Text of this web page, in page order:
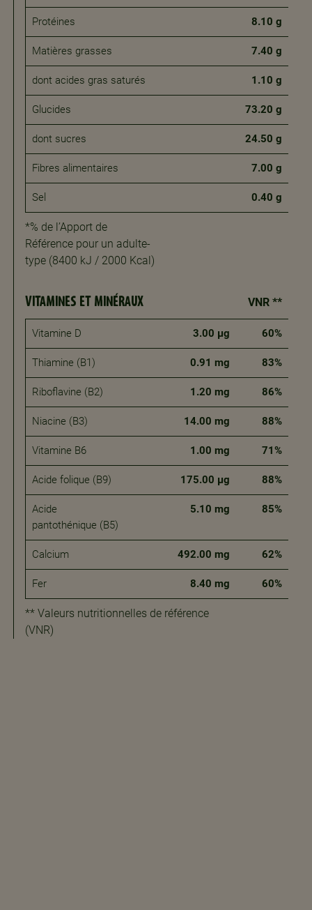
Protéines 8.10 g
Matières grasses 7.40 g
dont acides gras saturés​ 1.10 g
Glucides 73.20 g
dont sucres 24.50 g
Fibres alimentaires 7.00 g
Sel 0.40 g
*% de l’Apport de
Référence pour un adulte-
type (8400 kJ / 2000 Kcal)
VITAMINES ET MINÉRAUX VNR **
Vitamine D 3.00 μg 60%
Thiamine (B1) 0.91 mg 83%
Riboflavine (B2) 1.20 mg 86%
Niacine (B3) 14.00 mg 88%
Vitamine B6 1.00 mg 71%
Acide folique (B9) 175.00 μg 88%
Acide
pantothénique (B5)
5.10 mg 85%
Calcium 492.00 mg 62%
Fer 8.40 mg 60%
** Valeurs nutritionnelles de référence
(VNR)